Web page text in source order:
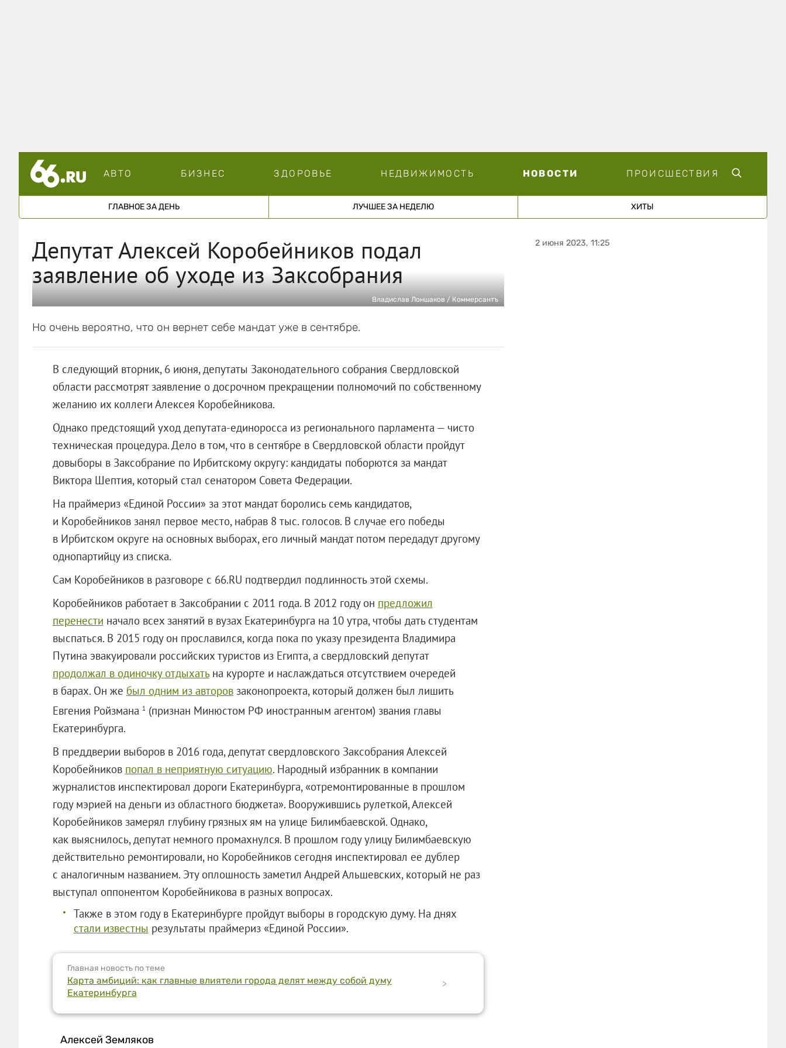
АВТО БИЗНЕС ЗДОРОВЬЕ НЕДВИЖИМОСТЬ НОВОСТИ ПРОИСШЕСТВИЯ
ГЛАВНОЕ ЗА ДЕНЬ ЛУЧШЕЕ ЗА НЕДЕЛЮ ХИТЫ
Депутат Алексей Коробейников подал
заявление об уходе из Заксобрания
Владислав Лоншаков / Коммерсантъ
Но очень вероятно, что он вернет себе мандат уже в сентябре.
В следующий вторник, 6 июня, депутаты Законодательного собрания Свердловской
области рассмотрят заявление о досрочном прекращении полномочий по собственному
желанию их коллеги Алексея Коробейникова.
Однако предстоящий уход депутата-единоросса из регионального парламента — чисто
техническая процедура. Дело в том, что в сентябре в Свердловской области пройдут
довыборы в Заксобрание по Ирбитскому округу: кандидаты поборются за мандат
Виктора Шептия, который стал сенатором Совета Федерации.
На праймериз «Единой России» за этот мандат боролись семь кандидатов,
и Коробейников занял первое место, набрав 8 тыс. голосов. В случае его победы
в Ирбитском округе на основных выборах, его личный мандат потом передадут другому
однопартийцу из списка.
Сам Коробейников в разговоре с 66.RU подтвердил подлинность этой схемы.
Коробейников работает в Заксобрании с 2011 года. В 2012 году он предложил
перенести начало всех занятий в вузах Екатеринбурга на 10 утра, чтобы дать студентам
выспаться. В 2015 году он прославился, когда пока по указу президента Владимира
Путина эвакуировали российских туристов из Египта, а свердловский депутат
продолжал в одиночку отдыхатьна курорте и наслаждаться отсутствием очередей
в барах. Он же был одним из авторовзаконопроекта, который должен был лишить
Евгения Ройзмана 1 (признан Минюстом РФ иностранным агентом) звания главы
Екатеринбурга.
В преддверии выборов в 2016 года, депутат свердловского Заксобрания Алексей
Коробейников попал в неприятную ситуацию. Народный избранник в компании
журналистов инспектировал дороги Екатеринбурга, «отремонтированные в прошлом
году мэрией на деньги из областного бюджета». Вооружившись рулеткой, Алексей
Коробейников замерял глубину грязных ям на улице Билимбаевской. Однако,
как выяснилось, депутат немного промахнулся. В прошлом году улицу Билимбаевскую
действительно ремонтировали, но Коробейников сегодня инспектировал ее дублер
с аналогичным названием. Эту оплошность заметил Андрей Альшевских, который не раз
выступал оппонентом Коробейникова в разных вопросах.
Также в этом году в Екатеринбурге пройдут выборы в городскую думу. На днях
стали известны результаты праймериз «Единой России».
Главная новость по теме
Карта амбиций: как главные влиятели города делят между собой думу
Екатеринбурга
>
Алексей Земляков
2 июня 2023, 11:25